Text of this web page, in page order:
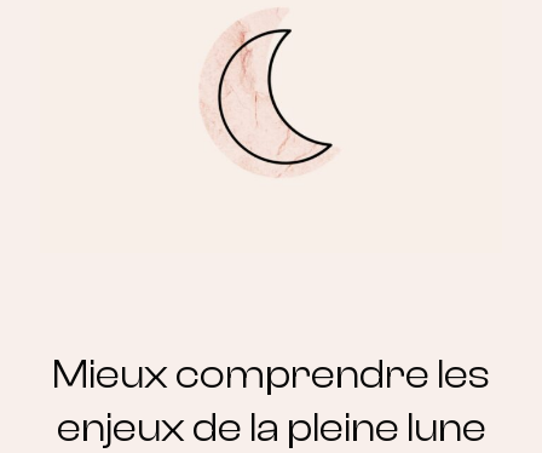
Mieux comprendre les
enjeux de la pleine lune